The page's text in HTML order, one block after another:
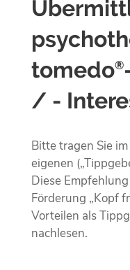
tomedo®
/ -
Bitte tragen Sie
eigenen
Diese
Förderung „Kopf
Vorteilen als
nachlesen.